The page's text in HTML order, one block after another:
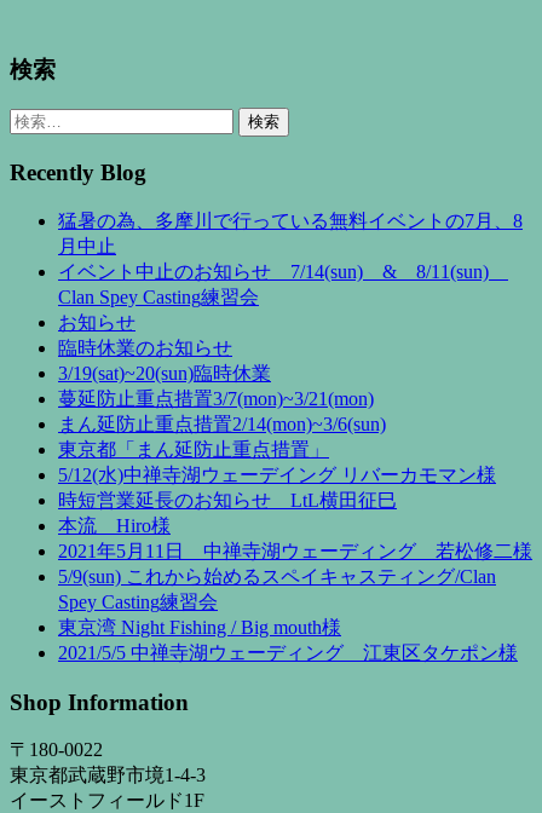
検索
検
Recently Blog
猛暑の為、多摩川で行っている無料イベントの7月、8
月中止
イベント中止のお知らせ 7/14(sun) & 8/11(sun)
Clan Spey Casting練習会
お知らせ
臨時休業のお知らせ
3/19(sat)~20(sun)臨時休業
蔓延防止重点措置3/7(mon)~3/21(mon)
まん延防止重点措置2/14(mon)~3/6(sun)
東京都「まん延防止重点措置」
5/12(水)中禅寺湖ウェーデイング リバーカモマン様
時短営業延長のお知らせ LtL横田征巳
本流 Hiro様
2021年5月11日 中禅寺湖ウェーディング 若松修二様
5/9(sun) これから始めるスペイキャスティング/Clan
Spey Casting練習会
東京湾 Night Fishing / Big mouth様
2021/5/5 中禅寺湖ウェーディング 江東区タケポン様
Shop Information
〒180-0022
東京都武蔵野市境1-4-3
イーストフィールド1F